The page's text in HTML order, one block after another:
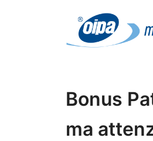
Bonus
ma